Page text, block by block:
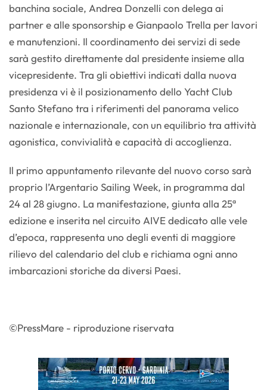
banchina sociale, Andrea Donzelli con delega ai
partner e alle sponsorship e Gianpaolo Trella per lavori
e manutenzioni. Il coordinamento dei servizi di sede
sarà gestito direttamente dal presidente insieme alla
vicepresidente. Tra gli obiettivi indicati dalla nuova
presidenza vi è il posizionamento dello Yacht Club
Santo Stefano tra i riferimenti del panorama velico
nazionale e internazionale, con un equilibrio tra attività
agonistica, convivialità e capacità di accoglienza.
Il primo appuntamento rilevante del nuovo corso sarà
proprio l’Argentario Sailing Week, in programma dal
24 al 28 giugno. La manifestazione, giunta alla 25ª
edizione e inserita nel circuito AIVE dedicato alle vele
d’epoca, rappresenta uno degli eventi di maggiore
rilievo del calendario del club e richiama ogni anno
imbarcazioni storiche da diversi Paesi.
©PressMare - riproduzione riservata